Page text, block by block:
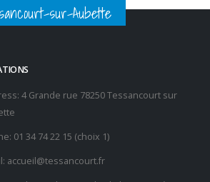
sur-Aubette
4 Grande rue 78250 Tessancourt sur
01 34 74 22 15 (choix 1)
accueil@tessancourt.fr